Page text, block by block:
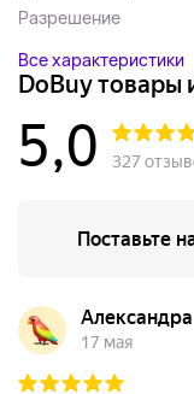
Разрешение
Все характеристики